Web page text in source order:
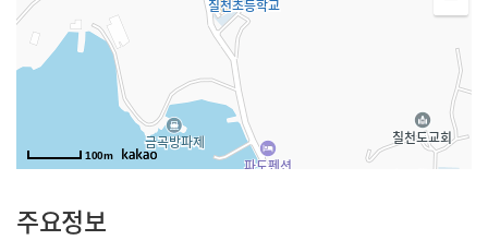
100m
주요정보